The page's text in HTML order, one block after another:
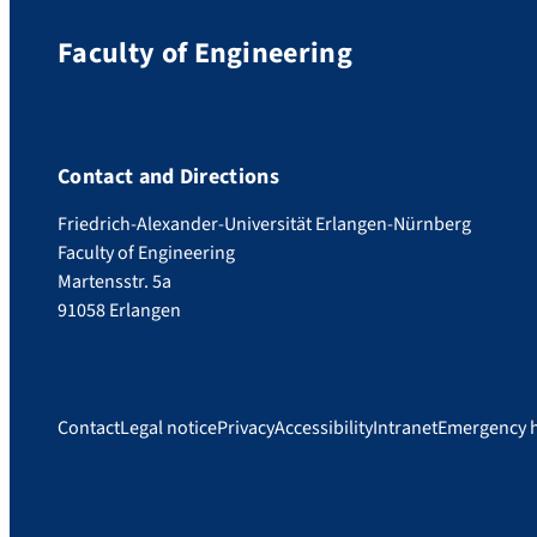
Faculty of Engineering
Contact and Directions
Friedrich-Alexander-Universität Erlangen-Nürnberg
Faculty of Engineering
Martensstr. 5a
91058 Erlangen
ContactLegal noticePrivacyAccessibilityIntranetEmergency